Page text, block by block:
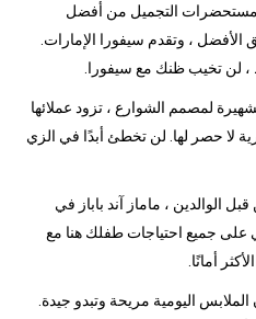
التجميل من أفضل
الأفضل ، وتقدم سيفورا الإمارات.
لن تخيب ظنك مع سيفورا.
لمصمم الشوارع ، تزود عملائها
لا حصر لها. لن تخطئ أبدًا في الزي
الوالدين ، ماماز آند باباز في
جميع احتياجات طفلك هنا مع
أمانًا.
اليومية مريحة وتبدو جيدة.